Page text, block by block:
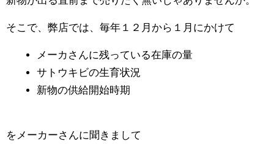
そこで、弊店では、毎年１２月から１月にかけて
メーカさんに残っている在庫の量
サトウキビの生育状況
新物の供給開始時期
をメーカーさんに聞きまして